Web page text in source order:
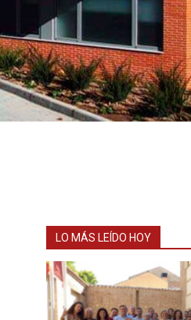
LO MÁS LEÍDO HOY